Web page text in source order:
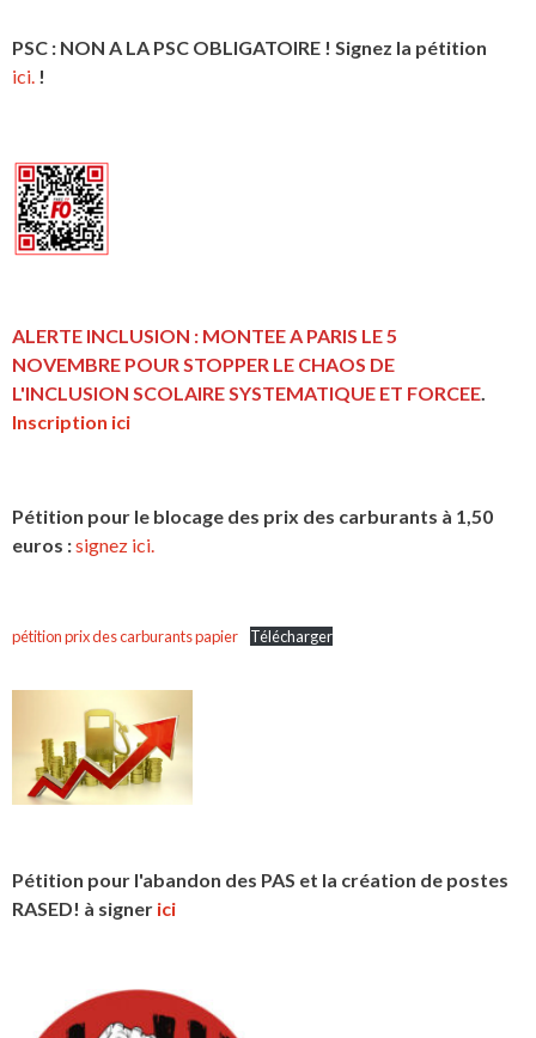
PSC : NON A LA PSC OBLIGATOIRE ! Signez la pétition
ici. !
ALERTE INCLUSION : MONTEE A PARIS LE 5
NOVEMBRE POUR STOPPER LE CHAOS DE
L'INCLUSION SCOLAIRE SYSTEMATIQUE ET FORCEE
Inscription ici
Pétition pour le blocage des prix des carburants à 1,50
euros :signez ici.
pétition prix des carburants papier Télécharger
Pétition pour l'abandon des PAS et la création de postes
RASED! à signer ici